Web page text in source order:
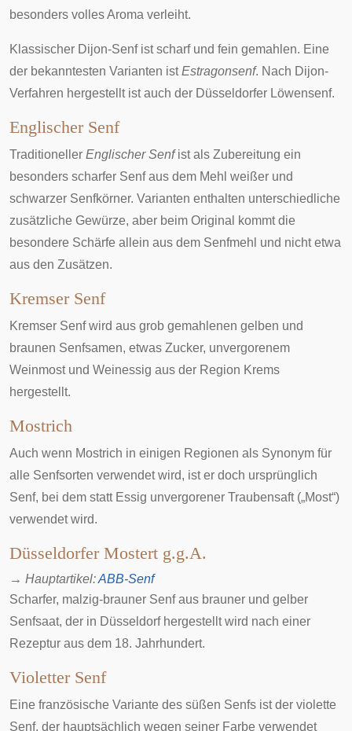
besonders volles Aroma verleiht.
Klassischer Dijon-Senf ist scharf und fein gemahlen. Eine
der bekanntesten Varianten istEstragonsenf. Nach Dijon-
Verfahren hergestellt ist auch der Düsseldorfer Löwensenf.
Englischer Senf
Traditioneller Englischer Senfist als Zubereitung ein
besonders scharfer Senf aus dem Mehl weißer und
schwarzer Senfkörner. Varianten enthalten unterschiedliche
zusätzliche Gewürze, aber beim Original kommt die
besondere Schärfe allein aus dem Senfmehl und nicht etwa
aus den Zusätzen.
Kremser Senf
Kremser Senf wird aus grob gemahlenen gelben und
braunen Senfsamen, etwas Zucker, unvergorenem
Weinmost und Weinessig aus der Region Krems
hergestellt.
Mostrich
Auch wenn Mostrich in einigen Regionen als Synonym für
alle Senfsorten verwendet wird, ist er doch ursprünglich
Senf, bei dem statt Essig unvergorener Traubensaft („Most“)
verwendet wird.
Düsseldorfer Mostert g.g.A.
→ Hauptartikel:ABB-Senf
Scharfer, malzig-brauner Senf aus brauner und gelber
Senfsaat, der in Düsseldorfhergestellt wird nach einer
Rezeptur aus dem 18. Jahrhundert.
Violetter Senf
Eine französische Variante des süßen Senfs ist der violette
Senf, der hauptsächlich wegen seiner Farbe verwendet